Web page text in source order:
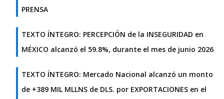
PRENSA
TEXTO ÍNTEGRO: PERCEPCIÓN de la INSEGURIDAD en
MÉXICO alcanzó el 59.8%, durante el mes de junio 2026
TEXTO ÍNTEGRO: Mercado Nacional alcanzó un monto
de +389 MIL MLLNS de DLS. por EXPORTACIONES en el